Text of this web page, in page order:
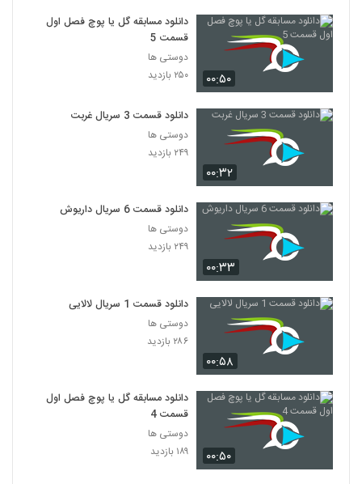
۰۰:۵۰
دانلود مسابقه گل یا پوچ فصل اول
قسمت 5
دوستی ها
۲۵۰ بازدید
۰۰:۳۲
دانلود قسمت 3 سریال غربت
دوستی ها
۲۴۹ بازدید
۰۰:۳۳
دانلود قسمت 6 سریال داریوش
دوستی ها
۲۴۹ بازدید
۰۰:۵۸
دانلود قسمت 1 سریال لالایی
دوستی ها
۲۸۶ بازدید
۰۰:۵۰
دانلود مسابقه گل یا پوچ فصل اول
قسمت 4
دوستی ها
۱۸۹ بازدید